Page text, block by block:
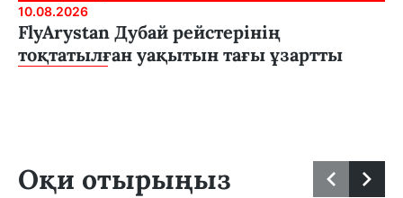
10.08.2026
FlyArystan Дубай рейстерінің
тоқтатылған уақытын тағы ұзартты
Оқи отырыңыз